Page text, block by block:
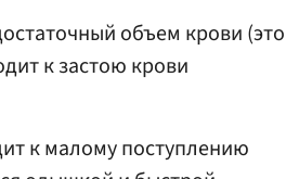
объем крови (это
к застою крови
к малому поступлению